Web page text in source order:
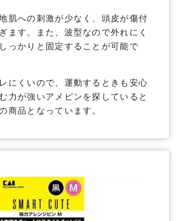
肌への刺激が少なく、頭皮が傷付
ます。また、波型なので外れにく
っかりと固定することが可能で
にくいので、運動するときも安心
力が強いアメピンを探していると
商品となっています。